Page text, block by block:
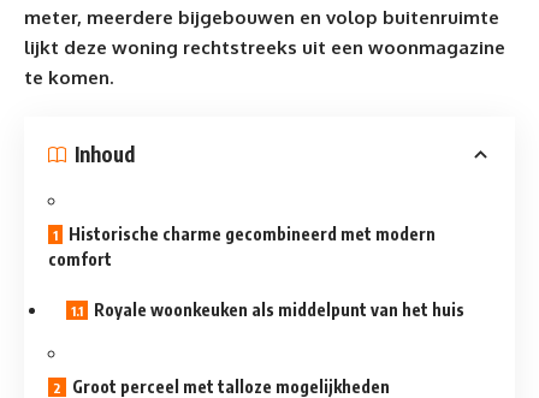
meter, meerdere bijgebouwen en volop buitenruimte
lijkt deze woning rechtstreeks uit een woonmagazine
te komen.
Inhoud
Historische charme gecombineerd met modern
comfort
Royale woonkeuken als middelpunt van het huis
Groot perceel met talloze mogelijkheden